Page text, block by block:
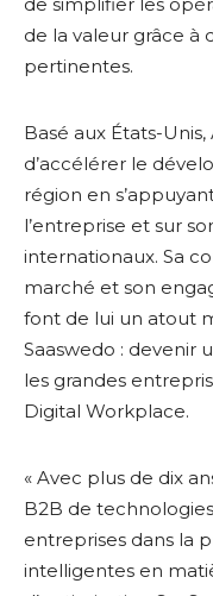
de la valeur grâce à
pertinentes.
Basé aux États-
d’accélérer le
région en
l’entreprise et sur
internationaux. Sa
marché et son
font de lui un atout
Saaswedo : devenir
les grandes
Digital Workplace.
« Avec plus de dix
B2B de
entreprises dans la
intelligentes en